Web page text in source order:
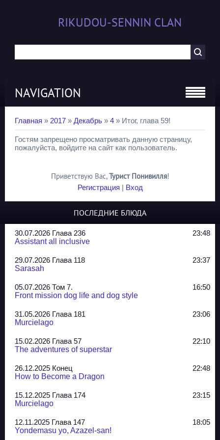
RIKUDOU-SENNIN CLAN
NAVIGATION
Главная » 2017 » Декабрь » 4 » Итог, глава 59!
Гостям запрещено просматривать данную страницу,
пожалуйста, войдите на сайт как пользователь.
Приветствую Вас,Турист Понивилля!
Регистрация | Вход
ПОСЛЕДНИЕ БЛЮДА
30.07.2026 Глава 236
23:48
Assistant all inclusive
29.07.2026 Глава 118
23:37
Sarasah
05.07.2026 Том 7.
16:50
Front mission dog life and dog style
31.05.2026 Глава 181
23:06
Murcielago
15.02.2026 Глава 57
22:10
The adventures of superstar
26.12.2025 Конец
22:48
How to Become a Dragon
15.12.2025 Глава 174
23:15
Murcielago
12.11.2025 Глава 147
18:05
Yondemasu yo, Azazel-san!